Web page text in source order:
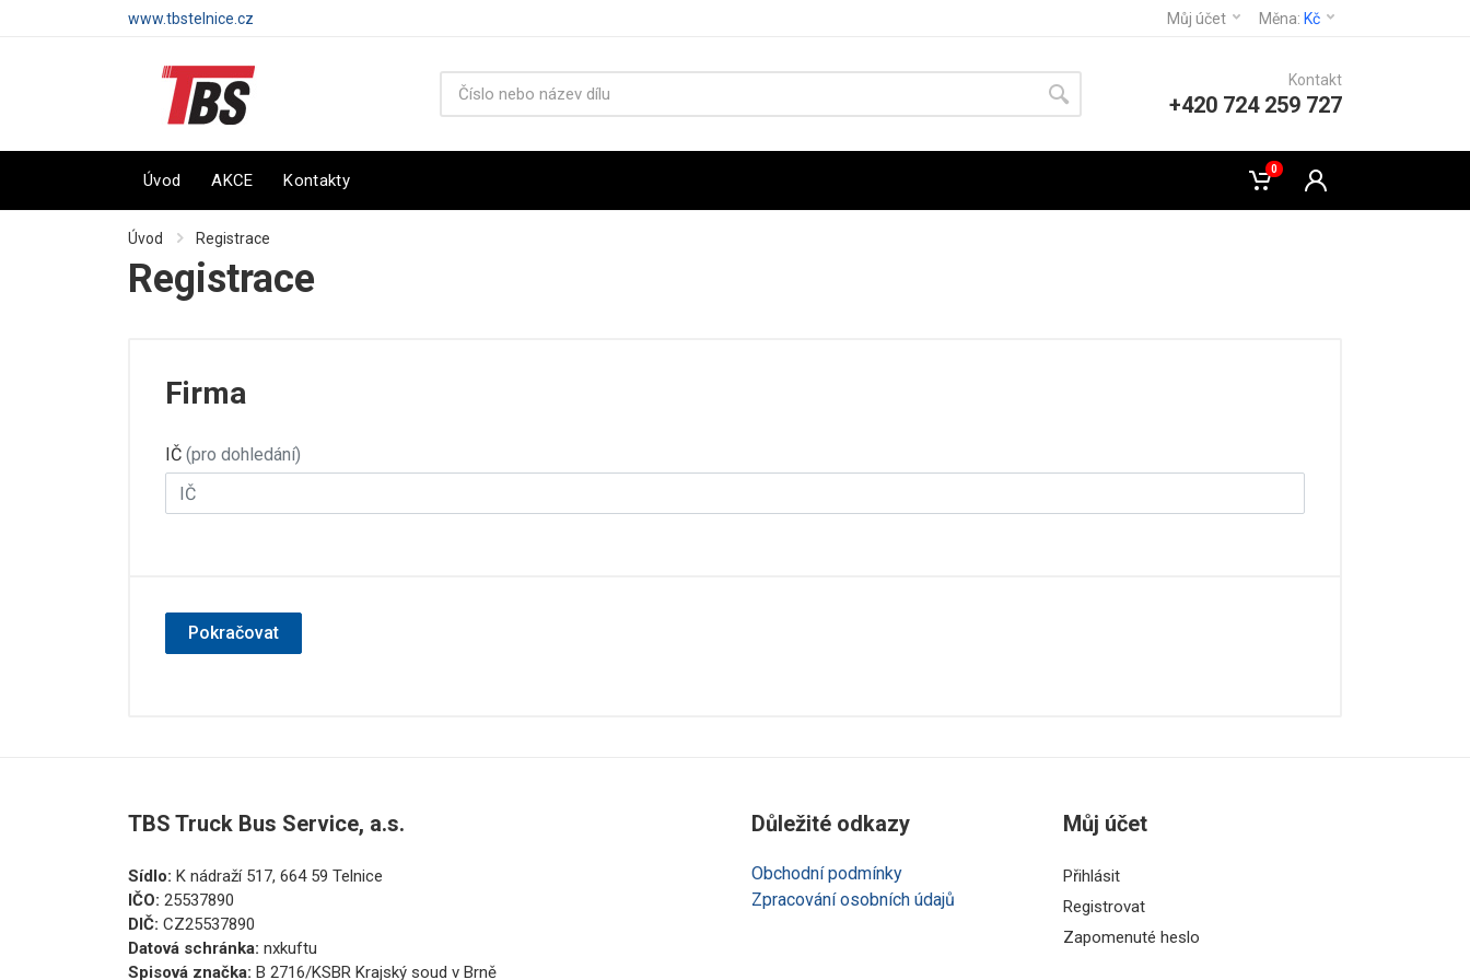
www.tbstelnice.cz Můj účet Měna: Kč
Kontakt
+420 724 259 727
Úvod AKCE Kontakty
0
Úvod Registrace
Registrace
Firma
IČ (pro dohledání)
Pokračovat
TBS Truck Bus Service, a.s.
Sídlo: K nádraží 517, 664 59 Telnice
IČO: 25537890
DIČ: CZ25537890
Datová schránka: nxkuftu
Spisová značka: B 2716/KSBR Krajský soud v Brně
Důležité odkazy
Obchodní podmínky
Zpracování osobních údajů
Můj účet
Přihlásit
Registrovat
Zapomenuté heslo